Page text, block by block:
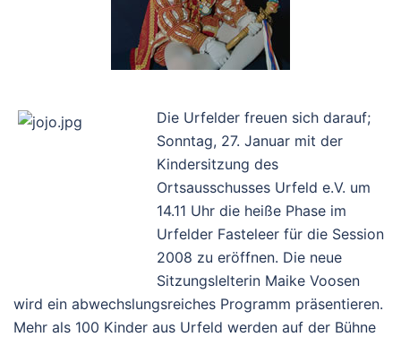
Die Urfelder freuen sich darauf;
Sonntag, 27. Januar mit der
Kindersitzung des
Ortsausschusses Urfeld e.V. um
14.11 Uhr die heiße Phase im
Urfelder Fasteleer für die Session
2008 zu eröffnen. Die neue
Sitzungslelterin Maike Voosen
wird ein abwechslungsreiches Programm präsentieren.
Mehr als 100 Kinder aus Urfeld werden auf der Bühne